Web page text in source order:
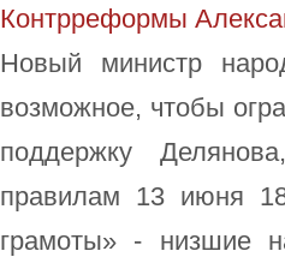
Контрреформы
Новый министр
возможное, чтобы
поддержку
правилам 13 июня
грамоты» - низшие